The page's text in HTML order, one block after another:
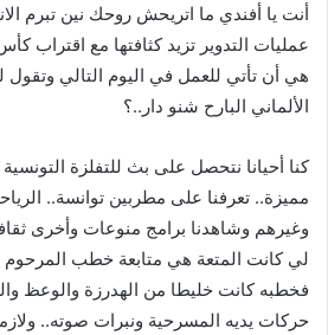
أنت يا أفندي ما اتريحش روحك نين تبرم
عمليات التدوير تزيد كثافتها مع اقتراب
هي أن تأتي للعمل في اليوم التالي
الألماني البارح شنو دار..؟
كنا أحيانا نتحصل على بث للتفلزة
مميزة.. تعرفنا على مطربين توانسة..
وغيرهم وشاهدنا برامج منوعات وأخرى
لي كانت المتعة هي متابعة خطب المرحوم
فخطبه كانت خليطا من الهدرزة والوعظ
حركات يديه المسرحية ونبرات صوته..